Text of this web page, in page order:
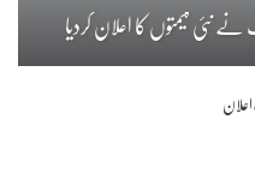
نئی قیمتوں کا اعلان کردیا
اعلان